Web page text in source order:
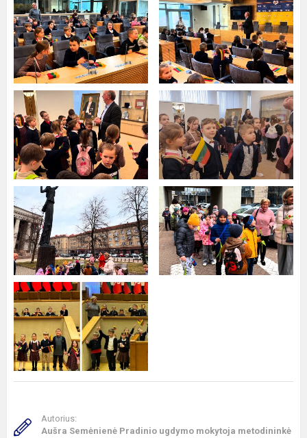
Autorius:
Aušra Semėnienė Pradinio ugdymo mokytoja metodininkė